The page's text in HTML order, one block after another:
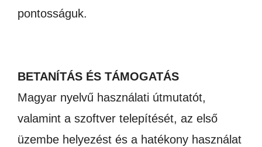
pontosságuk.
BETANÍTÁS ÉS TÁMOGATÁS
Magyar nyelvű használati útmutatót,
valamint a szoftver telepítését, az első
üzembe helyezést és a hatékony használat